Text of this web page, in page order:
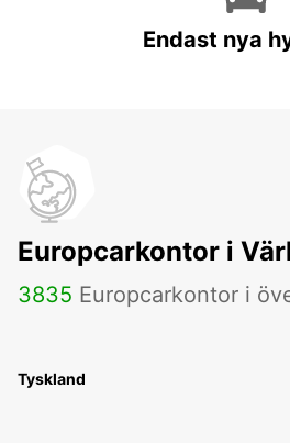
Endast nya
Europcarkontor i
3835 Europcarkontor i
Tyskland